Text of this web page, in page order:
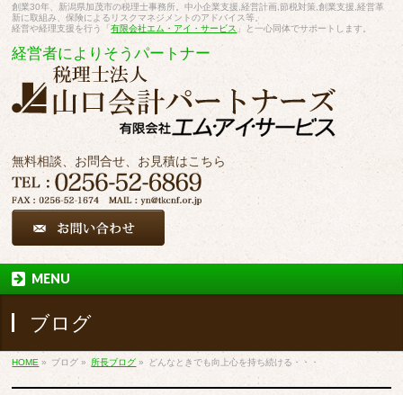
創業30年、新潟県加茂市の税理士事務所。中小企業支援,経営計画,節税対策,創業支援,経営革
新に取組み、保険によるリスクマネジメントのアドバイス等。
経営や経理支援を行う「有限会社エム・アイ・サービス 」と一心同体でサポートします。
経営者によりそうパートナー
無料相談、お問合せ、お見積はこちら
MENU
ブログ
HOME » ブログ » 所長ブログ » どんなときでも向上心を持ち続ける・・・